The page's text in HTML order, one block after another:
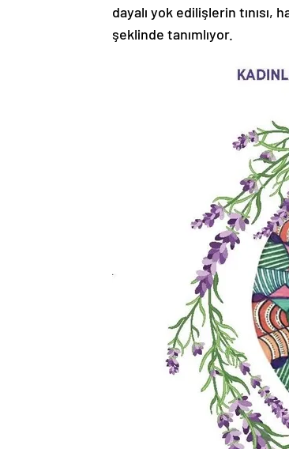
dayalı yok edilişlerin tınısı,
şeklinde tanımlıyor.